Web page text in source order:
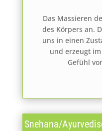
Das Massieren
des Körpers an.
uns in einen
und erzeugt
Gefühl
Snehana/